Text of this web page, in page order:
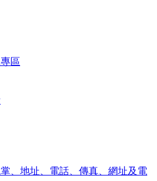
區
、地址、電話、傳真、網址及電